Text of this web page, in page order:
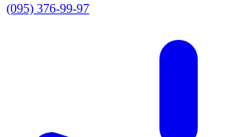
(095) 376-99-97